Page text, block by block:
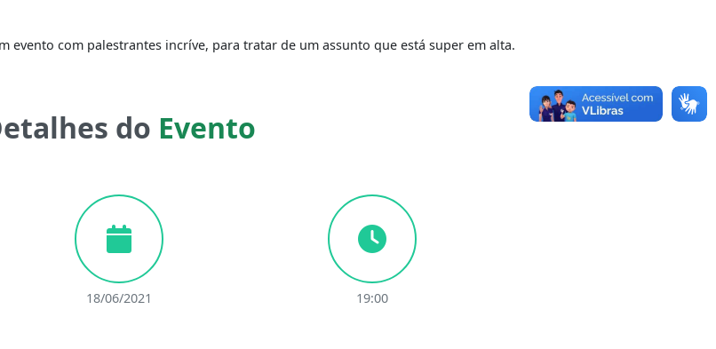
evento com palestrantes incríve, para tratar de um assunto que está super em alta.
do Evento
18/06/2021 19:00